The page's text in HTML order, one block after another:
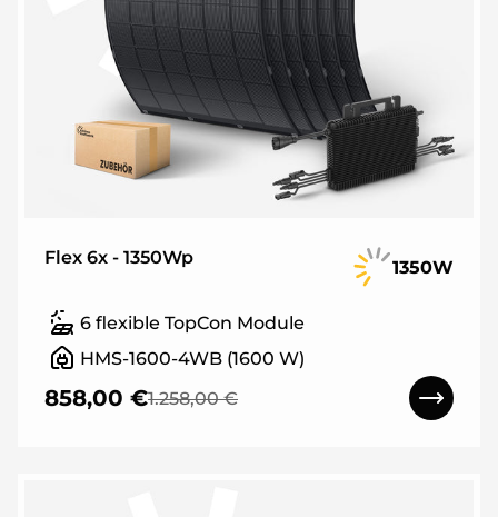
Flex 6x - 1350Wp 1350W
6 flexible TopCon Module
HMS-1600-4WB (1600 W)
858,00 €1.258,00 €